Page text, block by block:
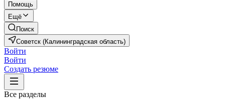
Помощь
Ещё
Поиск
Советск (Калининградская область)
Войти
Войти
Создать резюме
Все разделы